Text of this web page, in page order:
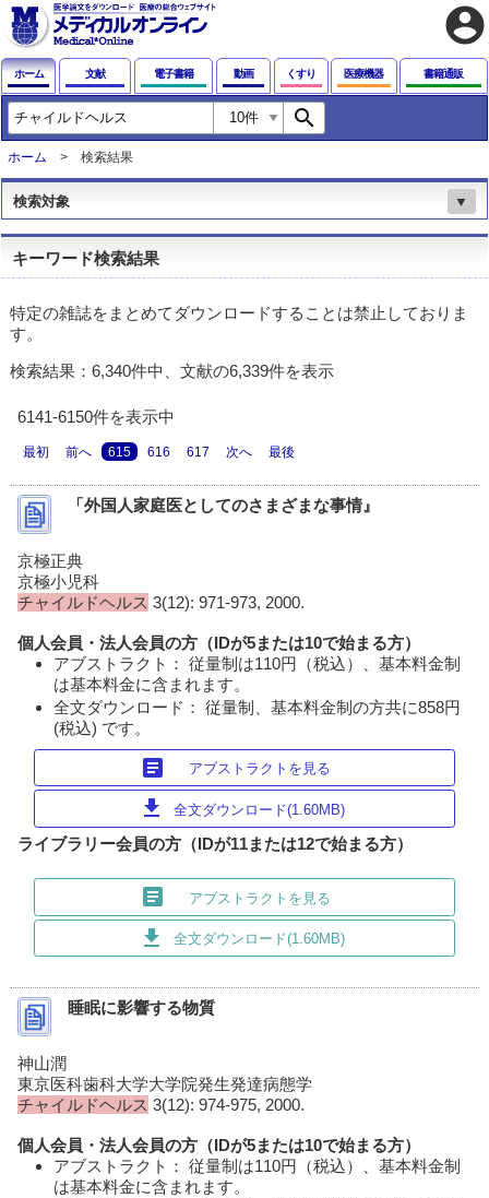
account_circle
ホーム 文献 電子書籍 動画 くすり 医療機器 書籍通販
search
ホーム 検索結果
検索対象 ▼
キーワード検索結果
特定の雑誌をまとめてダウンロードすることは禁止しておりま
す。
検索結果：6,340件中、文献の6,339件を表示
6141-6150件を表示中
最初 前へ 615 616 617 次へ 最後
「外国人家庭医としてのさまざまな事情』
京極正典
京極小児科
チャイルドヘルス 3(12): 971-973, 2000.
個人会員・法人会員の方（IDが5または10で始まる方）
アブストラクト： 従量制は110円（税込）、基本料金制
は基本料金に含まれます。
全文ダウンロード： 従量制、基本料金制の方共に858円
(税込) です。
article アブストラクトを見る
download 全文ダウンロード(1.60MB)
ライブラリー会員の方（IDが11または12で始まる方）
article アブストラクトを見る
download 全文ダウンロード(1.60MB)
睡眠に影響する物質
神山潤
東京医科歯科大学大学院発生発達病態学
チャイルドヘルス 3(12): 974-975, 2000.
個人会員・法人会員の方（IDが5または10で始まる方）
アブストラクト： 従量制は110円（税込）、基本料金制
は基本料金に含まれます。